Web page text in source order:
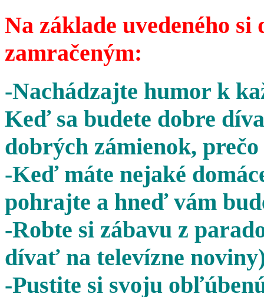
Na základe uvedeného
zamračeným:
-Nachádzajte humor k
Keď sa budete dobre
dobrých zámienok,
-Keď máte nejaké
pohrajte a hneď vám
-Robte si zábavu z
dívať na televízne
-Pustite si svoju